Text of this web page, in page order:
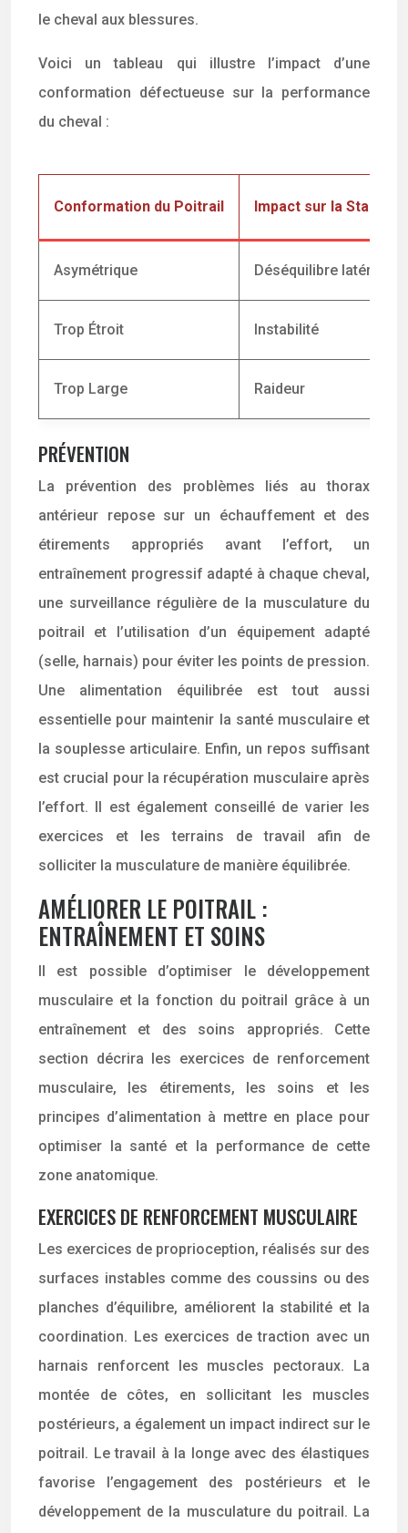
le cheval aux blessures.
Voici un tableau qui illustre l’impact d’une
conformation défectueuse sur la performance
du cheval :
Conformation du Poitrail Impact sur la Stabilité
Asymétrique Déséquilibre latéral
Trop Étroit Instabilité
Trop Large Raideur
PRÉVENTION
La prévention des problèmes liés au thorax
antérieur repose sur un échauffement et des
étirements appropriés avant l’effort, un
entraînement progressif adapté à chaque cheval,
une surveillance régulière de la musculature du
poitrail et l’utilisation d’un équipement adapté
(selle, harnais) pour éviter les points de pression.
Une alimentation équilibrée est tout aussi
essentielle pour maintenir la santé musculaire et
la souplesse articulaire. Enfin, un repos suffisant
est crucial pour la récupération musculaire après
l’effort. Il est également conseillé de varier les
exercices et les terrains de travail afin de
solliciter la musculature de manière équilibrée.
AMÉLIORER LE POITRAIL :
ENTRAÎNEMENT ET SOINS
Il est possible d’optimiser le développement
musculaire et la fonction du poitrail grâce à un
entraînement et des soins appropriés. Cette
section décrira les exercices de renforcement
musculaire, les étirements, les soins et les
principes d’alimentation à mettre en place pour
optimiser la santé et la performance de cette
zone anatomique.
EXERCICES DE RENFORCEMENT MUSCULAIRE
Les exercices de proprioception, réalisés sur des
surfaces instables comme des coussins ou des
planches d’équilibre, améliorent la stabilité et la
coordination. Les exercices de traction avec un
harnais renforcent les muscles pectoraux. La
montée de côtes, en sollicitant les muscles
postérieurs, a également un impact indirect sur le
poitrail. Le travail à la longe avec des élastiques
favorise l’engagement des postérieurs et le
développement de la musculature du poitrail. La